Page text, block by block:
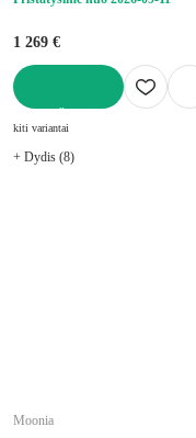
1 269 €
kiti variantai
+ Dydis (8)
Moonia